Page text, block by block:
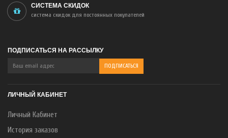
СИСТЕМА СКИДОК
система скидок для постоянных покупателей
ПОДПИСАТЬСЯ НА РАССЫЛКУ
ЛИЧНЫЙ КАБИНЕТ
Личный Кабинет
История заказов